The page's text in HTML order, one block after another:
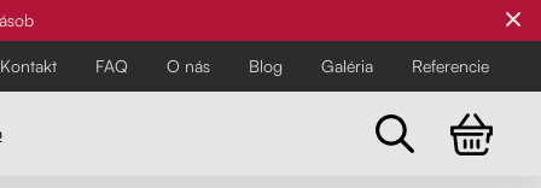
Kontakt FAQ O nás Blog Galéria Referencie